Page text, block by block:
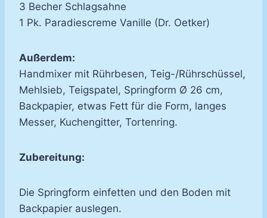
3 Becher Schlagsahne
1 Pk. Paradiescreme Vanille (Dr. Oetker)
Außerdem:
Handmixer mit Rührbesen, Teig-/Rührschüssel,
Mehlsieb, Teigspatel, Springform Ø 26 cm,
Backpapier, etwas Fett für die Form, langes
Messer, Kuchengitter, Tortenring.
Zubereitung:
Die Springform einfetten und den Boden mit
Backpapier auslegen.